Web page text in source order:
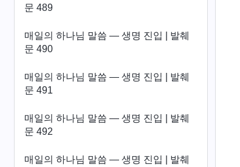
문 489
매일의 하나님 말씀 ― 생명 진입 | 발췌
문 490
매일의 하나님 말씀 ― 생명 진입 | 발췌
문 491
매일의 하나님 말씀 ― 생명 진입 | 발췌
문 492
매일의 하나님 말씀 ― 생명 진입 | 발췌